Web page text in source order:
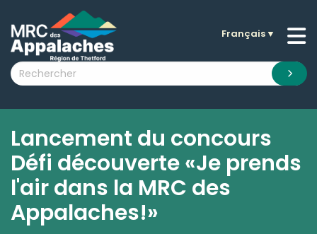
submenu (La MRC )
submenu (Citoyens )
submenu (Nouvelles )
submenu (Documentation )
Français▼
Lancement du concours
Défi découverte «Je prends
l'air dans la MRC des
Appalaches!»